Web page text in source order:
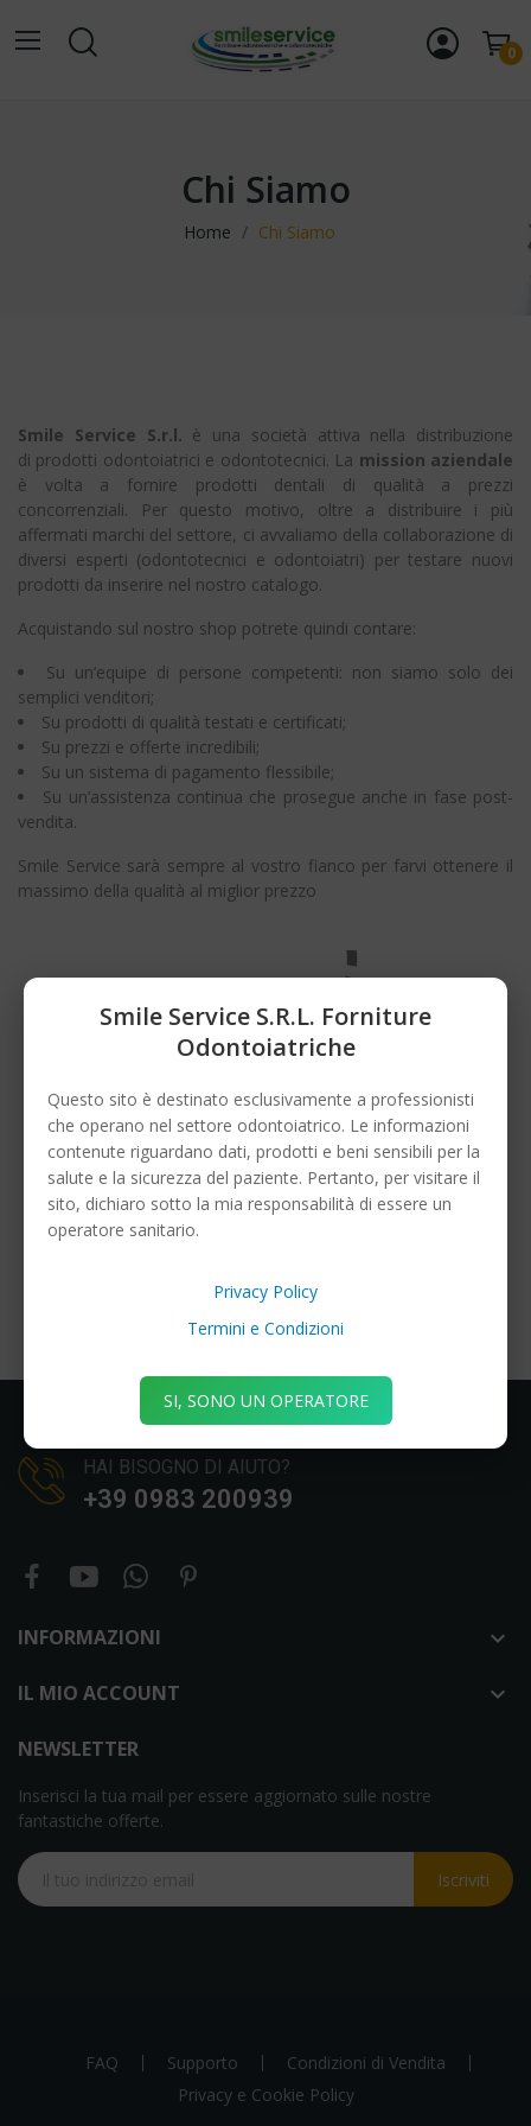
0
Chi Siamo
Home Chi Siamo
Smile Service S.r.l. è una società attiva nella distribuzione
di prodotti odontoiatrici e odontotecnici. La mission aziendale
è volta a fornire prodotti dentali di qualità a prezzi
concorrenziali. Per questo motivo, oltre a distribuire i più
affermati marchi del settore, ci avvaliamo della collaborazione di
diversi esperti (odontotecnici e odontoiatri) per testare nuovi
prodotti da inserire nel nostro catalogo.
Acquistando sul nostro shop potrete quindi contare:
Su un’equipe di persone competenti: non siamo solo dei
semplici venditori;
Su prodotti di qualità testati e certificati;
Su prezzi e offerte incredibili;
Su un sistema di pagamento flessibile;
Su un’assistenza continua che prosegue anche in fase post-
vendita.
Smile Service sarà sempre al vostro fianco per farvi ottenere il
massimo della qualità al miglior prezzo
HAI BISOGNO DI AIUTO?
+39 0983 200939
INFORMAZIONI 
IL MIO ACCOUNT 
NEWSLETTER
Inserisci la tua mail per essere aggiornato sulle nostre
fantastiche offerte.
Iscriviti
FAQ Supporto
Condizioni di Vendita
Privacy e Cookie Policy
Smile Service S.r.l. Forniture
Odontoiatriche
Questo sito è destinato esclusivamente a professionisti
che operano nel settore odontoiatrico. Le informazioni
contenute riguardano dati, prodotti e beni sensibili per la
salute e la sicurezza del paziente. Pertanto, per visitare il
sito, dichiaro sotto la mia responsabilità di essere un
operatore sanitario.
Privacy Policy
Termini e Condizioni
SI, SONO UN OPERATORE